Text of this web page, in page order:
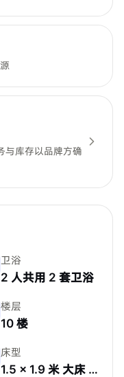
与库存以品牌方确
卫浴
2 人共用 2 套卫浴
楼层
10 楼
床型
1.5 × 1.9 米 大床 (Queen)